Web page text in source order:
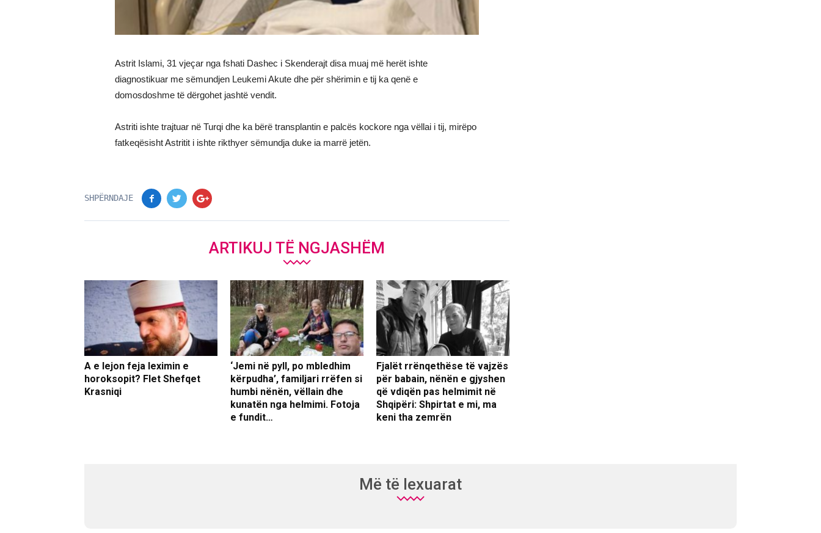
Astrit Islami, 31 vjeçar nga fshati Dashec i Skenderajt disa muaj më herët ishte
diagnostikuar me sëmundjen Leukemi Akute dhe për shërimin e tij ka qenë e
domosdoshme të dërgohet jashtë vendit.
Astriti ishte trajtuar në Turqi dhe ka bërë transplantin e palcës kockore nga vëllai i tij, mirëpo
fatkeqësisht Astritit i ishte rikthyer sëmundja duke ia marrë jetën.
SHPËRNDAJE
ARTIKUJ TË NGJASHËM
A e lejon feja leximin e
horoksopit? Flet Shefqet
Krasniqi
‘Jemi në pyll, po mbledhim
kërpudha’, familjari rrëfen si
humbi nënën, vëllain dhe
kunatën nga helmimi. Fotoja
e fundit…
Fjalët rrënqethëse të vajzës
për babain, nënën e gjyshen
që vdiqën pas helmimit në
Shqipëri: Shpirtat e mi, ma
keni tha zemrën
Më të lexuarat